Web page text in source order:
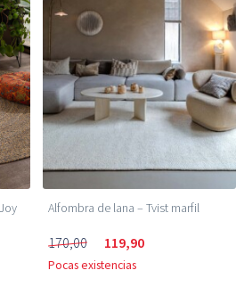
Alfombra de lana – Tvist marfil
170,00 119,90
Pocas existencias